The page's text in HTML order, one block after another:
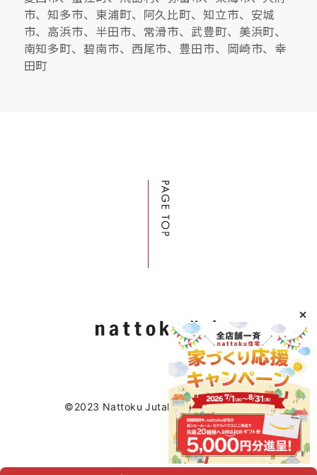
市、知多市、東浦町、阿久比町、知立市、安城
市、高浜市、半田市、常滑市、武豊町、美浜町、
南知多町、碧南市、西尾市、豊田市、岡崎市、幸
田町
©2023 Nattoku Jutaku Kobo Co., Ltd.